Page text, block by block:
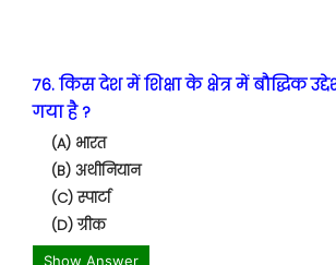
76. किस देश में शिक्षा के क्षेत्र में बौद्धिक
गया है ?
(A) भारत
(B) अथीनियान
(C) स्पार्टा
(D) ग्रीक
Show Answer